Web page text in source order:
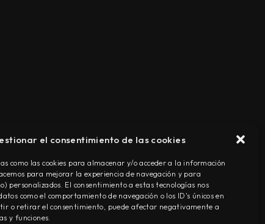
el consentimiento de las cookies
como las cookies para almacenar y/o acceder a la información
para mejorar la experiencia de navegación y para
personalizados. El consentimiento a estas tecnologías nos
como el comportamiento de navegación o los ID's únicos en
o retirar el consentimiento, puede afectar negativamente a
y funciones.
TÉRMINOS Y CONDICIONES